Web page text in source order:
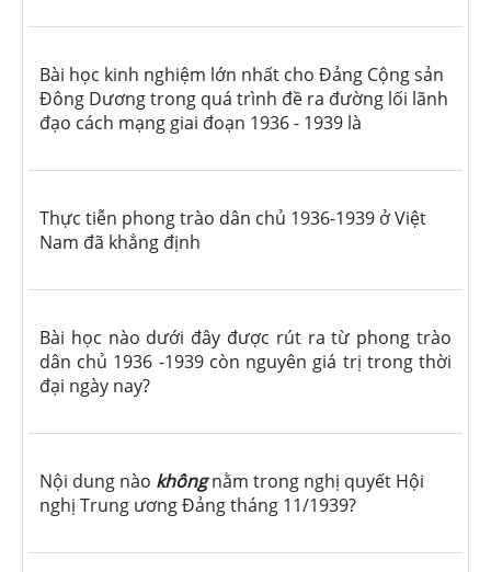
Bài học kinh nghiệm lớn nhất cho Đảng Cộng sản
Đông Dương trong quá trình đề ra đường lối lãnh
đạo cách mạng giai đoạn 1936 - 1939 là
Thực tiễn phong trào dân chủ 1936-1939 ở Việt
Nam đã khẳng định
Bài học nào dưới đây được rút ra từ phong trào
dân chủ 1936 -1939 còn nguyên giá trị trong thời
đại ngày nay?
Nội dung nào khôngnằm trong nghị quyết Hội
nghị Trung ương Đảng tháng 11/1939?